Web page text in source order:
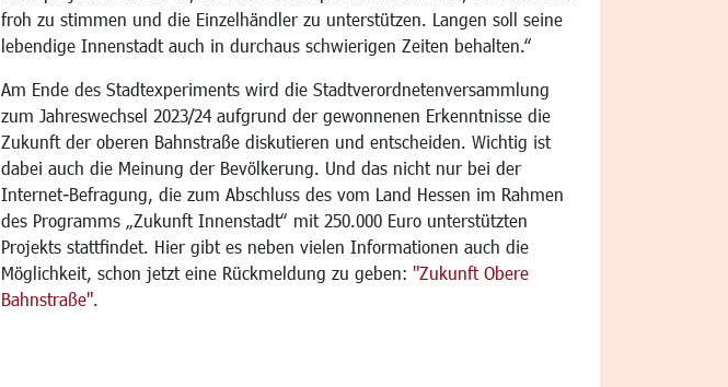
froh zu stimmen und die Einzelhändler zu unterstützen. Langen soll seine
lebendige Innenstadt auch in durchaus schwierigen Zeiten behalten.“
Am Ende des Stadtexperiments wird die Stadtverordnetenversammlung
zum Jahreswechsel 2023/24 aufgrund der gewonnenen Erkenntnisse die
Zukunft der oberen Bahnstraße diskutieren und entscheiden. Wichtig ist
dabei auch die Meinung der Bevölkerung. Und das nicht nur bei der
Internet-Befragung, die zum Abschluss des vom Land Hessen im Rahmen
des Programms „Zukunft Innenstadt“ mit 250.000 Euro unterstützten
Projekts stattfindet. Hier gibt es neben vielen Informationen auch die
Möglichkeit, schon jetzt eine Rückmeldung zu geben: "Zukunft Obere
Bahnstraße".